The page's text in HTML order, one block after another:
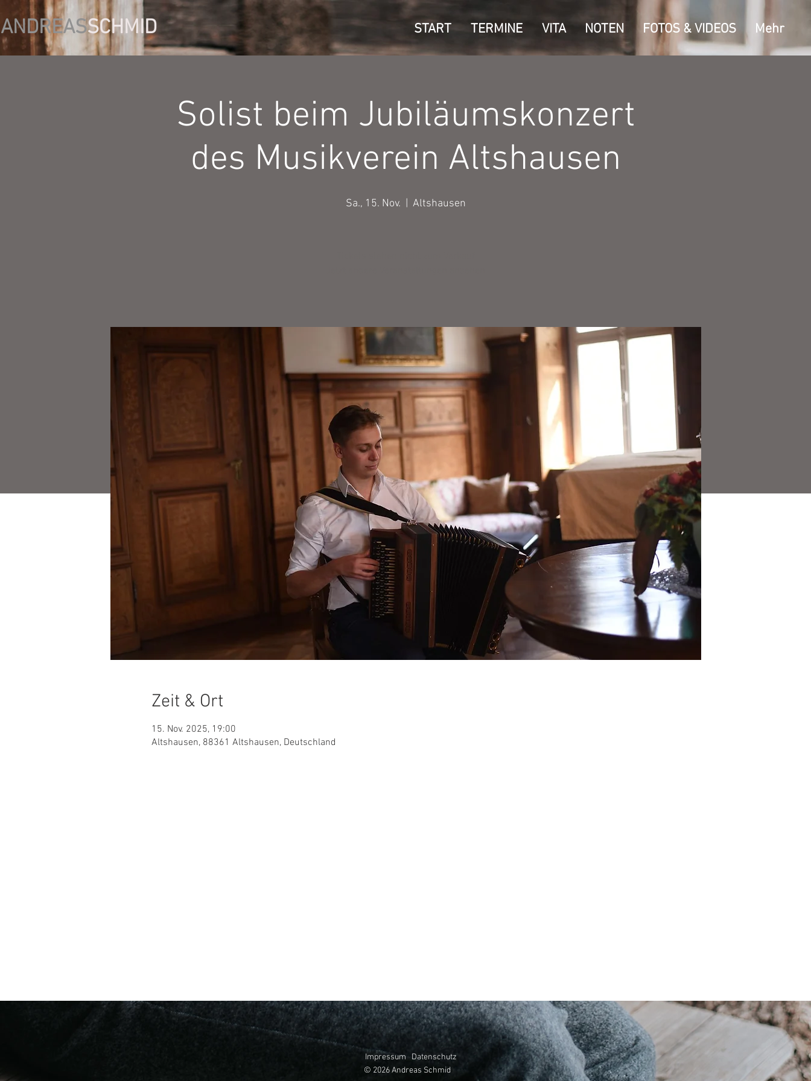
ANDREASSCHMID START TERMINE VITA NOTEN FOTOS & VIDEOS Mehr
Solist beim Jubiläumskonzert
des Musikverein Altshausen
Sa., 15. Nov. Altshausen
Zeit & Ort
15. Nov. 2025, 19:00
Altshausen, 88361 Altshausen, Deutschland
Impressum
Datenschutz
© 2026 Andreas Schmid